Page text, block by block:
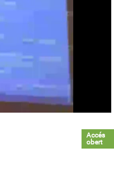
Accés
obert